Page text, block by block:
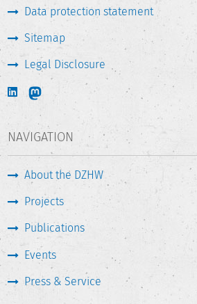
Data protection statement
Sitemap
Legal Disclosure
NAVIGATION
About the DZHW
Projects
Publications
Events
Press & Service